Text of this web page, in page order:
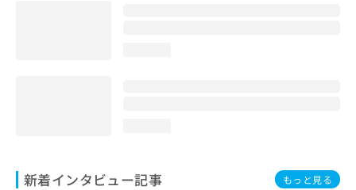
新着インタビュー記事 もっと見る